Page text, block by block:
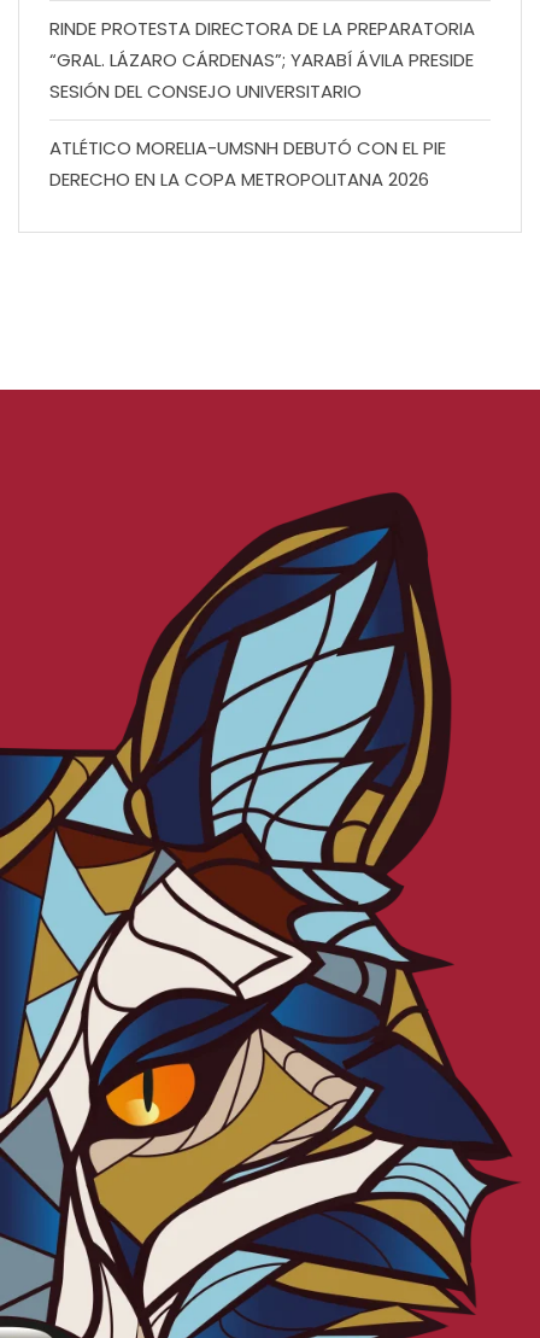
RINDE PROTESTA DIRECTORA DE LA PREPARATORIA
“GRAL. LÁZARO CÁRDENAS”; YARABÍ ÁVILA PRESIDE
SESIÓN DEL CONSEJO UNIVERSITARIO
ATLÉTICO MORELIA-UMSNH DEBUTÓ CON EL PIE
DERECHO EN LA COPA METROPOLITANA 2026